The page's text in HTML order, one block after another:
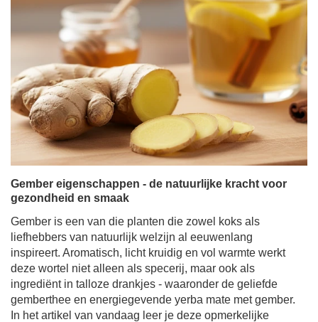
Gember eigenschappen - de natuurlijke kracht voor
gezondheid en smaak
Gember is een van die planten die zowel koks als
liefhebbers van natuurlijk welzijn al eeuwenlang
inspireert. Aromatisch, licht kruidig en vol warmte werkt
deze wortel niet alleen als specerij, maar ook als
ingrediënt in talloze drankjes - waaronder de geliefde
gemberthee en energiegevende yerba mate met gember.
In het artikel van vandaag leer je deze opmerkelijke